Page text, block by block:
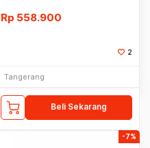
Rp 558.900
2
Tangerang
Beli Sekarang
-7%